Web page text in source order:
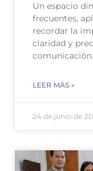
Un espacio
frecuentes,
recordar la
claridad y
comunicación.
LEER MÁS »
24 de junio de